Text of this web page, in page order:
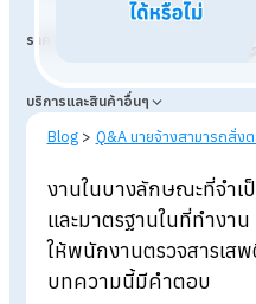
ราคา
บริการและสินค้าอื่นๆ